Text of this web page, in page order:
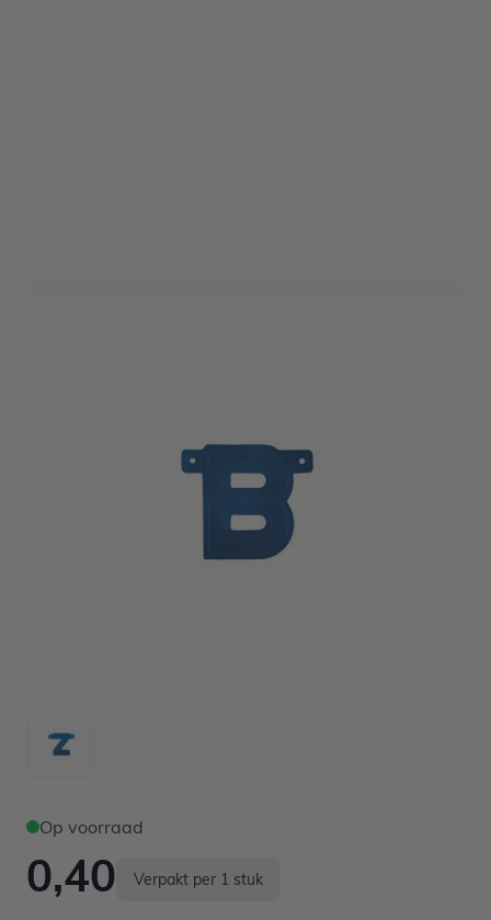
Op voorraad
0,40 Verpakt per 1 stuk